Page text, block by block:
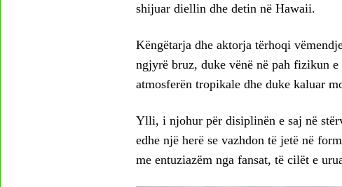
shijuar diellin dhe detin në Hawaii.
Këngëtarja dhe aktorja tërhoqi
ngjyrë bruz, duke vënë në pah fizikun
atmosferën tropikale dhe duke kaluar
Ylli, i njohur për disiplinën e saj në
edhe një herë se vazhdon të jetë në
me entuziazëm nga fansat, të cilët e